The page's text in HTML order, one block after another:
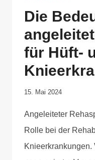
Die
für Hüft-
Von
Krause
15. Mai 2024
Angeleiteter
Rolle bei der